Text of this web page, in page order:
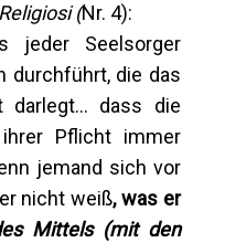
(Nr. 4):
jeder Seelsorger
durchführt, die das
darlegt... dass die
Pflicht immer
jemand sich vor
nicht weiß, was er
Mittels (mit den